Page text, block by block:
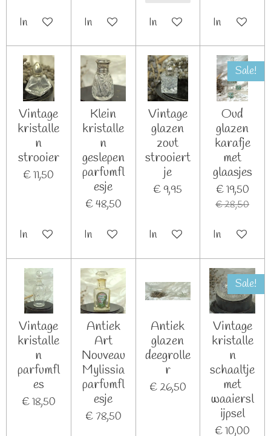
In winkelwagen In winkelwagen In winkelwagen In
Vintage
kristalle
n
strooier
€ 11,50
In winkelwagen
Klein
kristalle
n
geslepen
parfumfl
esje
€ 48,50
In winkelwagen
Vintage
glazen
zout
strooiert
je
€ 9,95
In winkelwagen
Sale!
Oud
glazen
karafje
met
glaasjes
€ 19,50
€ 28,50
In
Vintage
kristalle
n
parfumfl
es
€ 18,50
Antiek
Art
Nouveau
Mylissia
parfumfl
esje
€ 78,50
Antiek
glazen
deegrolle
r
€ 26,50
Sale!
Vintage
kristalle
n
schaaltje
met
waaiersl
ijpsel
€ 10,00